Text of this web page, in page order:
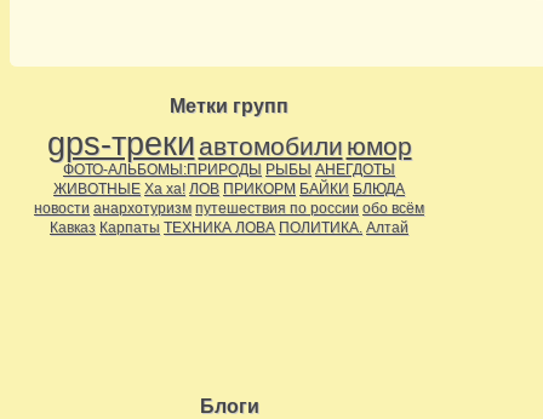
Метки групп
gps-треки автомобили юмор
ФОТО-АЛЬБОМЫ:ПРИРОДЫ РЫБЫ АНЕГДОТЫ
ЖИВОТНЫЕ Ха ха! ЛОВ ПРИКОРМ БАЙКИ БЛЮДА
новости анархотуризм путешествия по россии обо всём
Кавказ Карпаты ТЕХНИКА ЛОВА ПОЛИТИКА. Алтай
Блоги